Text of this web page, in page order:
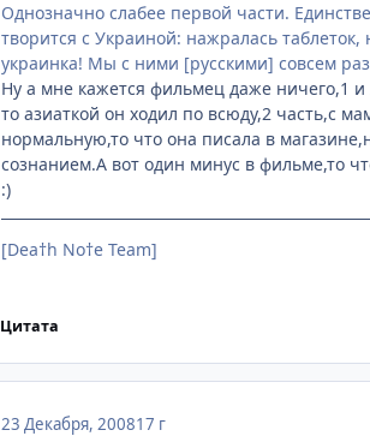
Однозначно слабее первой части.
творится с Украиной: нажралась
украинка! Мы с ними [русскими] совсем
Ну а мне кажется фильмец даже ничего,1
то азиаткой он ходил по всюду,2 часть,с
нормальную,то что она писала в
сознанием.А вот один минус в фильме,то
:)
[Dea†h No†e Team]
Цитата
23 Декабря, 200817 г